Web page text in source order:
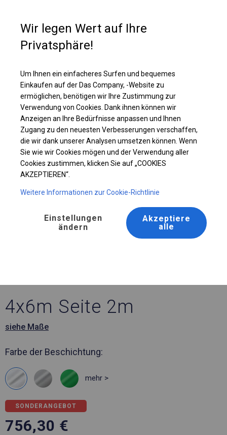
Ganzjährig geöffnete Zelthalle | 4x6 m
BESTSELLER
4x6m Seite 2m
siehe Maße
Farbe der Beschichtung:
mehr >
SONDERANGEBOT
756,30 €
Wir legen Wert auf Ihre
Privatsphäre!
Um Ihnen ein einfacheres Surfen und bequemes
Einkaufen auf der Das Company, -Website zu
ermöglichen, benötigen wir Ihre Zustimmung zur
Verwendung von Cookies. Dank ihnen können wir
Anzeigen an Ihre Bedürfnisse anpassen und Ihnen
Zugang zu den neuesten Verbesserungen verschaffen,
die wir dank unserer Analysen umsetzen können. Wenn
Sie wie wir Cookies mögen und der Verwendung aller
Cookies zustimmen, klicken Sie auf „COOKIES
AKZEPTIEREN“.
Weitere Informationen zur Cookie-Richtlinie
Einstellungen
ändern
Akzeptiere
alle